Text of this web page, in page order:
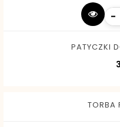
-
PATYCZKI
TORBA